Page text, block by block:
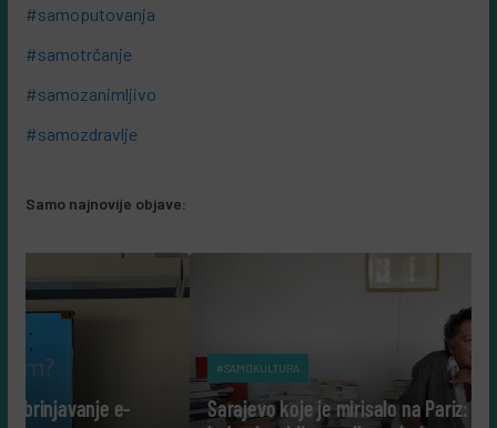
#samoputovanja
#samotrčanje
#samozanimljivo
#samozdravlje
Samo najnovije objave:
Sarajevo koje je mirisalo na Pariz: Malraux, Bueb i